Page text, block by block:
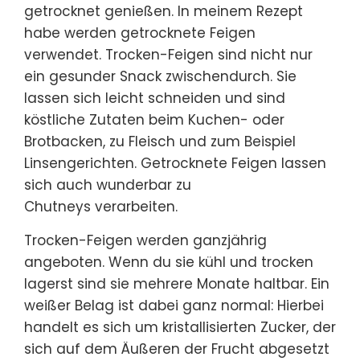
getrocknet genießen. In meinem Rezept
habe werden getrocknete Feigen
verwendet. Trocken-Feigen sind nicht nur
ein gesunder Snack zwischendurch. Sie
lassen sich leicht schneiden und sind
köstliche Zutaten beim Kuchen- oder
Brotbacken, zu Fleisch und zum Beispiel
Linsengerichten. Getrocknete Feigen lassen
sich auch wunderbar zu
Chutneys verarbeiten.
Trocken-Feigen werden ganzjährig
angeboten. Wenn du sie kühl und trocken
lagerst sind sie mehrere Monate haltbar. Ein
weißer Belag ist dabei ganz normal: Hierbei
handelt es sich um kristallisierten Zucker, der
sich auf dem Äußeren der Frucht abgesetzt